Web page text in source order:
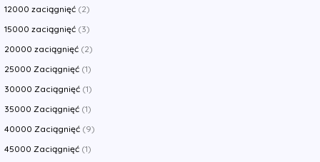
12000 zaciągnięć (2)
15000 zaciągnięć (3)
20000 zaciągnięć (2)
25000 Zaciągnięć (1)
30000 Zaciągnięć (1)
35000 Zaciągnięć (1)
40000 Zaciągnięć (9)
45000 Zaciągnięć (1)